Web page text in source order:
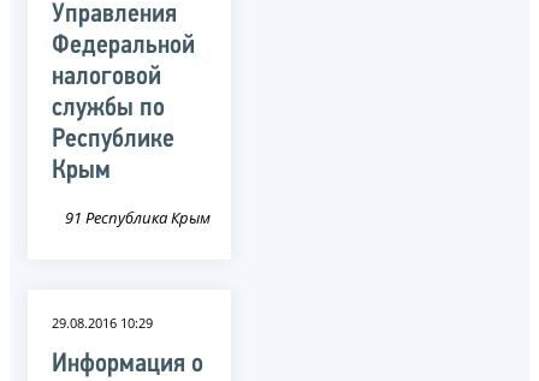
Управления
Федеральной
налоговой
службы по
Республике
Крым
91 Республика Крым
29.08.2016 10:29
Информация о